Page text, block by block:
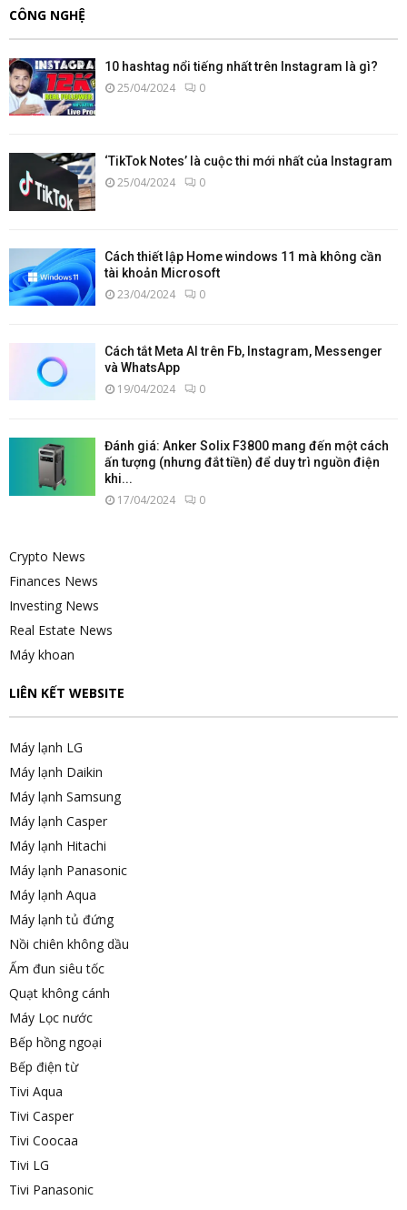
CÔNG NGHỆ
10 hashtag nổi tiếng nhất trên Instagram là gì?
25/04/2024 0
‘TikTok Notes’ là cuộc thi mới nhất của Instagram
25/04/2024 0
Cách thiết lập Home windows 11 mà không cần
tài khoản Microsoft
23/04/2024 0
Cách tắt Meta AI trên Fb, Instagram, Messenger
và WhatsApp
19/04/2024 0
Đánh giá: Anker Solix F3800 mang đến một cách
ấn tượng (nhưng đắt tiền) để duy trì nguồn điện
khi...
17/04/2024 0
Crypto News
Finances News
Investing News
Real Estate News
Máy khoan
LIÊN KẾT WEBSITE
Máy lạnh LG
Máy lạnh Daikin
Máy lạnh Samsung
Máy lạnh Casper
Máy lạnh Hitachi
Máy lạnh Panasonic
Máy lạnh Aqua
Máy lạnh tủ đứng
Nồi chiên không dầu
Ấm đun siêu tốc
Quạt không cánh
Máy Lọc nước
Bếp hồng ngoại
Bếp điện từ
Tivi Aqua
Tivi Casper
Tivi Coocaa
Tivi LG
Tivi Panasonic